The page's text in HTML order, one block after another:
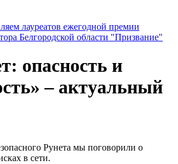
лауреатов ежегодной премии
Белгородской области "Призвание"
опасность и
– актуальный
Рунета мы поговорили о
в сети.